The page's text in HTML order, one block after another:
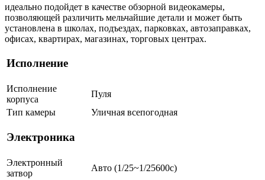
идеально подойдет в качестве обзорной видеокамеры,
позволяющей различить мельчайшие детали и может быть
установлена в школах, подъездах, парковках, автозаправках,
офисах, квартирах, магазинах, торговых центрах.
Исполнение
Исполнение
корпуса
Пуля
Тип камеры
Уличная всепогодная
Электроника
Электронный
затвор
Авто (1/25~1/25600с)